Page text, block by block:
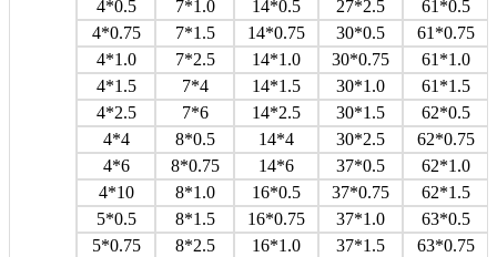
4*0.5
7*1.0 14*0.5 27*2.5
61*0.5
4*0.75
7*1.5 14*0.75 30*0.5
61*0.75
4*1.0
7*2.5 14*1.0 30*0.75
61*1.0
4*1.5
7*4 14*1.5 30*1.0
61*1.5
4*2.5
7*6 14*2.5 30*1.5
62*0.5
4*4
8*0.5 14*4 30*2.5
62*0.75
4*6
8*0.75 14*6 37*0.5
62*1.0
4*10
8*1.0 16*0.5 37*0.75
62*1.5
5*0.5
8*1.5 16*0.75 37*1.0
63*0.5
5*0.75
8*2.5 16*1.0 37*1.5
63*0.75